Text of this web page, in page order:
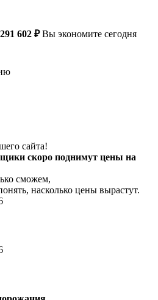
291 602 ₽Вы экономите сегодня
сайта!
скоро поднимут цены на
сможем,
насколько цены вырастут.